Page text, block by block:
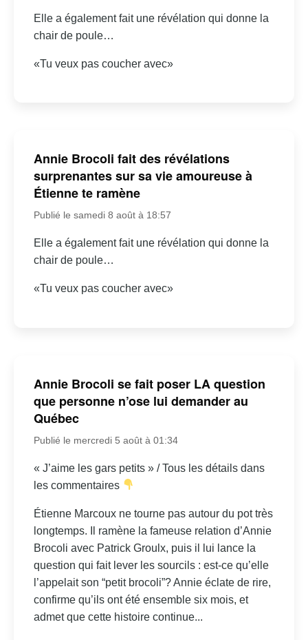
Elle a également fait une révélation qui donne la
chair de poule…
«Tu veux pas coucher avec»
Annie Brocoli fait des révélations
surprenantes sur sa vie amoureuse à
Étienne te ramène
Publié le samedi 8 août à 18:57
Elle a également fait une révélation qui donne la
chair de poule…
«Tu veux pas coucher avec»
Annie Brocoli se fait poser LA question
que personne n’ose lui demander au
Québec
Publié le mercredi 5 août à 01:34
« J’aime les gars petits » / Tous les détails dans
les commentaires
Étienne Marcoux ne tourne pas autour du pot très
longtemps. Il ramène la fameuse relation d’Annie
Brocoli avec Patrick Groulx, puis il lui lance la
question qui fait lever les sourcils : est-ce qu’elle
l’appelait son “petit brocoli”? Annie éclate de rire,
confirme qu’ils ont été ensemble six mois, et
admet que cette histoire continue...